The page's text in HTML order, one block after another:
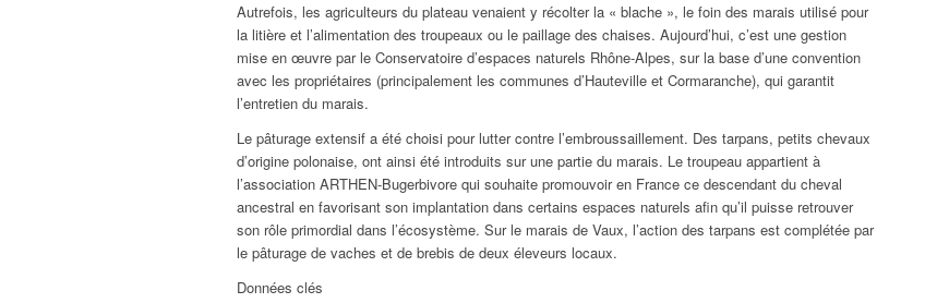
Autrefois, les agriculteurs du plateau venaient y récolter la « blache », le foin des marais utilisé pour
la litière et l’alimentation des troupeaux ou le paillage des chaises. Aujourd’hui, c’est une gestion
mise en œuvre par le Conservatoire d’espaces naturels Rhône-Alpes, sur la base d’une convention
avec les propriétaires (principalement les communes d’Hauteville et Cormaranche), qui garantit
l’entretien du marais.
Le pâturage extensif a été choisi pour lutter contre l’embroussaillement. Des tarpans, petits chevaux
d’origine polonaise, ont ainsi été introduits sur une partie du marais. Le troupeau appartient à
l’association ARTHEN-Bugerbivore qui souhaite promouvoir en France ce descendant du cheval
ancestral en favorisant son implantation dans certains espaces naturels afin qu’il puisse retrouver
son rôle primordial dans l’écosystème. Sur le marais de Vaux, l’action des tarpans est complétée par
le pâturage de vaches et de brebis de deux éleveurs locaux.
Données clés